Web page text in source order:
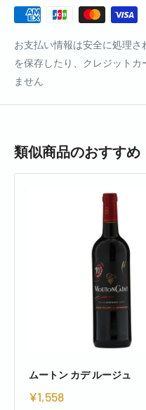
お支払い情報は安全に処理
を保存したり、クレジット
ません
類似商品のおすすめ
ムートン カデ ルージュ
¥1,558